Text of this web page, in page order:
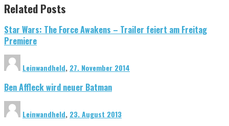
Related Posts
Star Wars: The Force Awakens – Trailer feiert am Freitag
Premiere
Leinwandheld, 27. November 2014
Ben Affleck wird neuer Batman
Leinwandheld, 23. August 2013